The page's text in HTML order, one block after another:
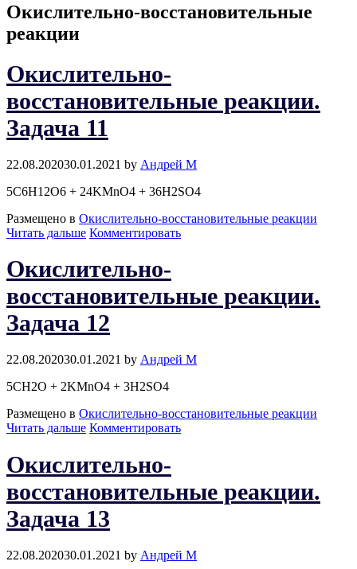
б
р
и
к
и
Окислительно-восстановительные
реакции
Окислительно-
восстановительные реакции.
Задача 11
22.08.202030.01.2021 by Андрей М
5C6H12O6 + 24KMnO4 + 36H2SO4
Размещено в Окислительно-восстановительные реакции
Читать дальшеОкислительно-
Задача
Комментировать
Окислительно-
восстановительные реакции.
Задача 12
22.08.202030.01.2021 by Андрей М
5CH2O + 2KMnO4 + 3H2SO4
Размещено в Окислительно-восстановительные реакции
Читать дальшеОкислительно-
Задача
Комментировать
Окислительно-
восстановительные реакции.
Задача 13
22.08.202030.01.2021 by Андрей М